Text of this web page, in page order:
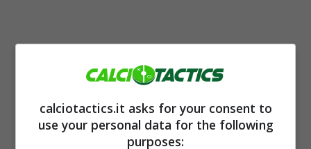
calciotactics.it asks for your consent to
use your personal data for the following
purposes: